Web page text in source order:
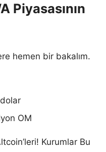
Piyasasının
hemen bir bakalım.
OM